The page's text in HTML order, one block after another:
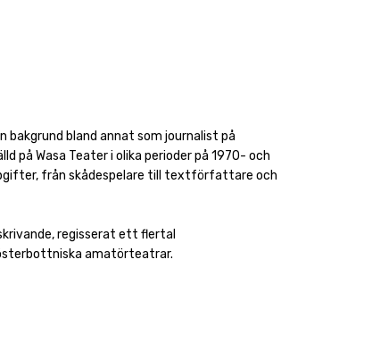
bakgrund bland annat som journalist på
på Wasa Teater i olika perioder på 1970- och
från skådespelare till textförfattare och
regisserat ett flertal
amatörteatrar.